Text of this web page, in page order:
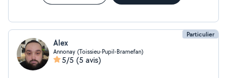
tendance à Boulieu-Lès-Annonay Questions et
Particulier
Alex
Annonay (Toissieu-Pupil-Bramefan)
5/5 (5 avis)